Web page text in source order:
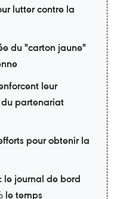
lutter contre la
du "carton jaune"
leur
partenariat
pour obtenir la
le journal de bord
le temps